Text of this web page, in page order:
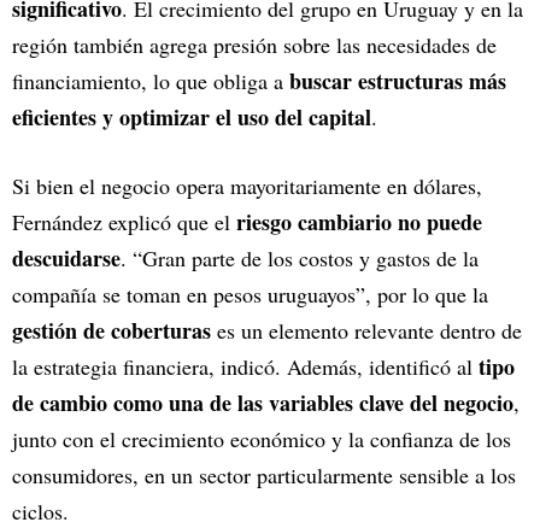
significativo. El crecimiento del grupo en Uruguay y en la
región también agrega presión sobre las necesidades de
financiamiento, lo que obliga a buscar estructuras más
eficientes y optimizar el uso del capital.
Si bien el negocio opera mayoritariamente en dólares,
Fernández explicó que el riesgo cambiario no puede
descuidarse. “Gran parte de los costos y gastos de la
compañía se toman en pesos uruguayos”, por lo que la
gestión de coberturas es un elemento relevante dentro de
la estrategia financiera, indicó. Además, identificó al tipo
de cambio como una de las variables clave del negocio,
junto con el crecimiento económico y la confianza de los
consumidores, en un sector particularmente sensible a los
ciclos.